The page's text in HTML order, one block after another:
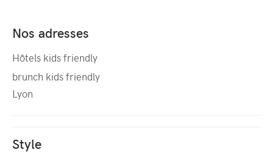
Nos adresses
Hôtels kids friendly
brunch kids friendly
Lyon
Style